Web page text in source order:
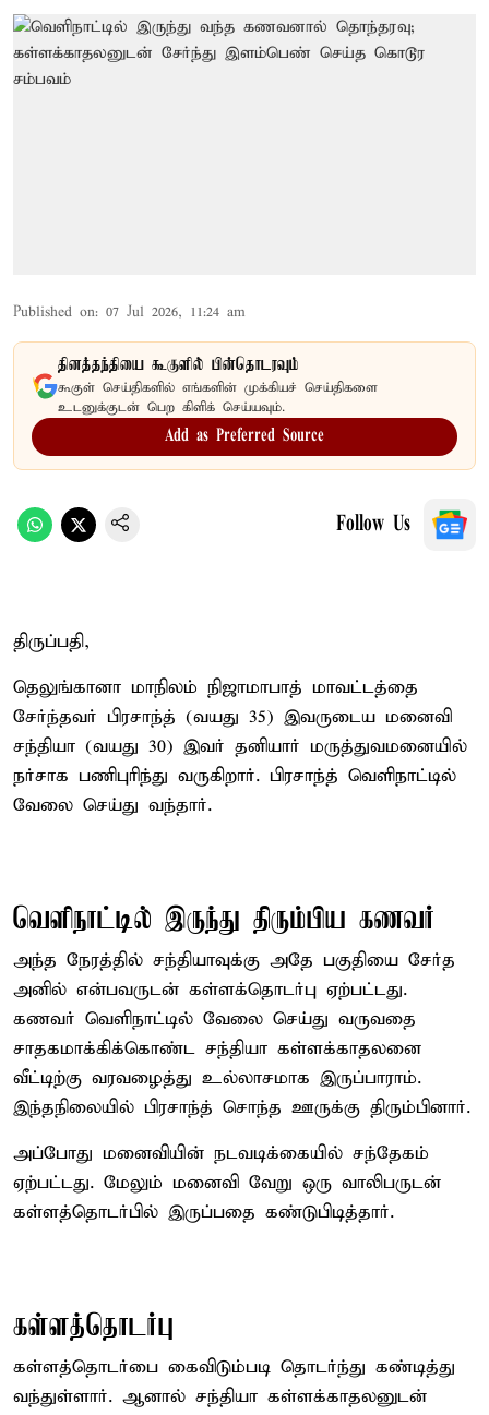
Published on: 07 Jul 2026, 11:24 am
தினத்தந்தியை கூகுளில் பின்தொடரவும்
கூகுள் செய்திகளில் எங்களின் முக்கியச் செய்திகளை
உடனுக்குடன் பெற கிளிக் செய்யவும்.
Add as Preferred Source
Follow Us
திருப்பதி,
தெலுங்கானா மாநிலம் நிஜாமாபாத் மாவட்டத்தை
சேர்ந்தவர் பிரசாந்த் (வயது 35) இவருடைய மனைவி
சந்தியா (வயது 30) இவர் தனியார் மருத்துவமனையில்
நர்சாக பணிபுரிந்து வருகிறார். பிரசாந்த் வெளிநாட்டில்
வேலை செய்து வந்தார்.
வெளிநாட்டில் இருந்து திரும்பிய கணவர்
அந்த நேரத்தில் சந்தியாவுக்கு அதே பகுதியை சேர்த
அனில் என்பவருடன் கள்ளக்தொடர்பு ஏற்பட்டது.
கணவர் வெளிநாட்டில் வேலை செய்து வருவதை
சாதகமாக்கிக்கொண்ட சந்தியா கள்ளக்காதலனை
வீட்டிற்கு வரவழைத்து உல்லாசமாக இருப்பாராம்.
இந்தநிலையில் பிரசாந்த் சொந்த ஊருக்கு திரும்பினார்.
அப்போது மனைவியின் நடவடிக்கையில் சந்தேகம்
ஏற்பட்டது. மேலும் மனைவி வேறு ஒரு வாலிபருடன்
கள்ளத்தொடர்பில் இருப்பதை கண்டுபிடித்தார்.
கள்ளத்தொடர்பு
கள்ளத்தொடர்பை கைவிடும்படி தொடர்ந்து கண்டித்து
வந்துள்ளார். ஆனால் சந்தியா கள்ளக்காதலனுடன்